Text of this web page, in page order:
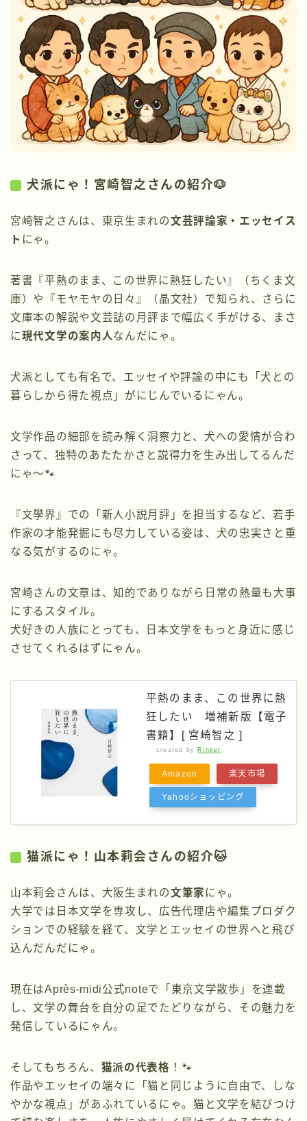
犬派にゃ！宮崎智之さんの紹介🐶
宮崎智之さんは、東京生まれの文芸評論家・エッセイス
ト にゃ。
著書『平熱のまま、この世界に熱狂したい』（ちくま文
庫）や『モヤモヤの日々』（晶文社）で知られ、さらに
文庫本の解説や文芸誌の月評まで幅広く手がける、まさ
に現代文学の案内人なんだにゃ。
犬派としても有名で、エッセイや評論の中にも「犬との
暮らしから得た視点」がにじんでいるにゃん。
文学作品の細部を読み解く洞察力と、犬への愛情が合わ
さって、独特のあたたかさと説得力を生み出してるんだ
にゃ〜🐾
『文學界』での「新人小説月評」を担当するなど、若手
作家の才能発掘にも尽力している姿は、犬の忠実さと重
なる気がするのにゃ。
宮崎さんの文章は、知的でありながら日常の熱量も大事
にするスタイル。
犬好きの人族にとっても、日本文学をもっと身近に感じ
させてくれるはずにゃん。
平熱のまま、この世界に熱
狂したい 増補新版【電子
書籍】[ 宮崎智之 ]
created by Rinker
Amazon 楽天市場
Yahooショッピング
猫派にゃ！山本莉会さんの紹介🐱
山本莉会さんは、大阪生まれの文筆家 にゃ。
大学では日本文学を専攻し、広告代理店や編集プロダク
ションでの経験を経て、文学とエッセイの世界へと飛び
込んだんだにゃ。
現在はAprès-midi公式noteで「東京文学散歩」を連載
し、文学の舞台を自分の足でたどりながら、その魅力を
発信しているにゃん。
そしてもちろん、 猫派の代表格 ！🐾
作品やエッセイの端々に「猫と同じように自由で、しな
やかな視点」があふれているにゃ。猫と文学を結びつけ